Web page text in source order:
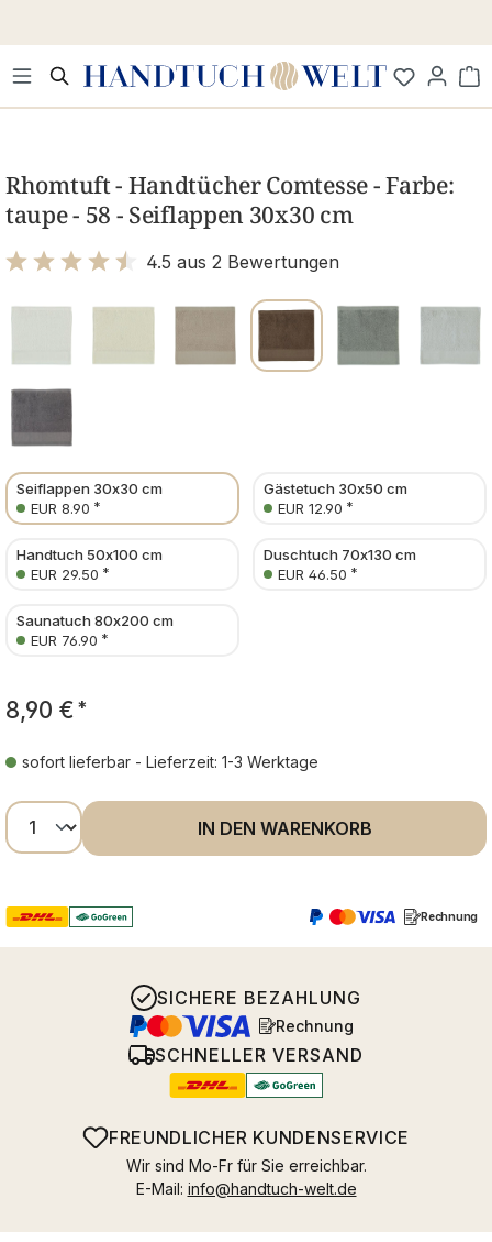
Rhomtuft - Handtücher Comtesse - Farbe:
taupe - 58 - Seiflappen 30x30 cm
4.5 aus 2 Bewertungen
Seiflappen 30x30 cm
EUR 8.90 *
Gästetuch 30x50 cm
EUR 12.90 *
Handtuch 50x100 cm
EUR 29.50 *
Duschtuch 70x130 cm
EUR 46.50 *
Saunatuch 80x200 cm
EUR 76.90 *
8,90 € *
sofort lieferbar - Lieferzeit: 1-3 Werktage
Produkt Anzahl: Gib den gewünschten
IN DEN WARENKORB
Rechnung
SICHERE BEZAHLUNG
Rechnung
SCHNELLER VERSAND
FREUNDLICHER KUNDENSERVICE
Wir sind Mo-Fr für Sie erreichbar.
E-Mail: info@handtuch-welt.de